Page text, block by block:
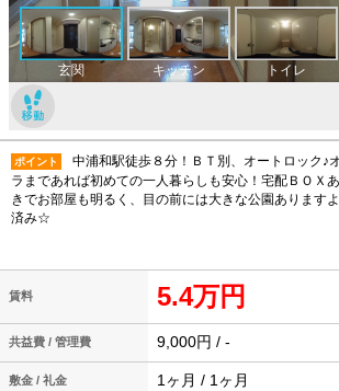
ポイント
中浦和駅徒歩８分！ＢＴ別、オートロック♪
ラまであれば初めての一人暮らしも安心！宅配ＢＯＸ
きでお部屋も明るく、目の前には大きな公園あります
済み☆
賃料 5.4万円
共益費 / 管理費 9,000円 / -
敷金 / 礼金 1ヶ月 / 1ヶ月